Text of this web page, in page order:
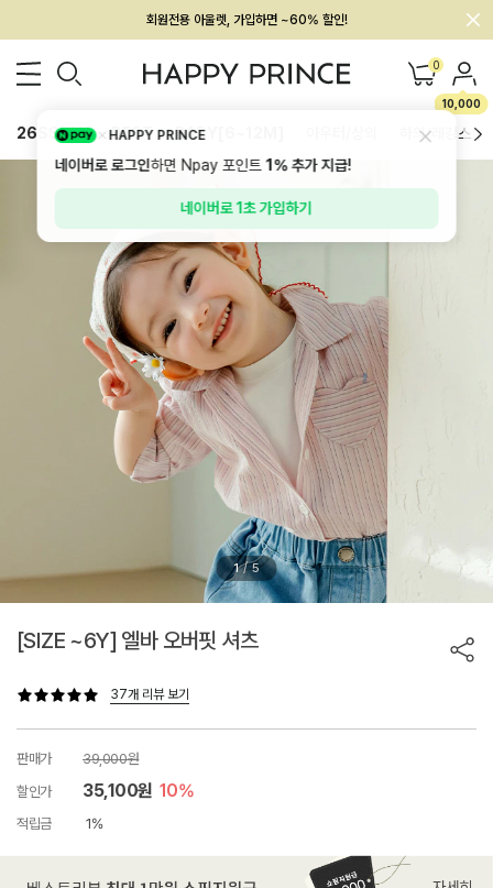
멤버십 최대 28,000원 혜택
0
10,000
26SS 신상 BEST BABY[6~12M] 하의/레깅스
1 / 5
[SIZE ~6Y] 엘바 오버핏 셔츠
37개 리뷰 보기
판매가
39,000원
할인가
35,100원 10%
적립금 1%
HAPPY PRINCE
네이버로 로그인하면 Npay 포인트1%추가 지급!
네이버로 1초 가입하기